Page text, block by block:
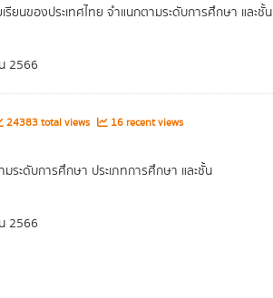
รียนของประเทศไทย จำแนกตามระดับการศึกษา และชั้น
2566
24383 total views 16 recent views
ระดับการศึกษา ประเภทการศึกษา และชั้น
2566